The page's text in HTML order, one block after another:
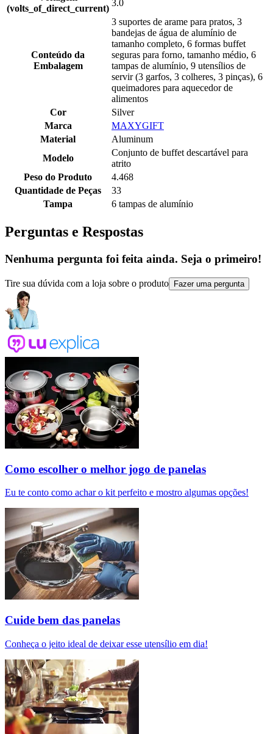
(volts_of_direct_current)
3.0
Conteúdo da
Embalagem
3 suportes de arame para pratos, 3
bandejas de água de alumínio de
tamanho completo, 6 formas buffet
seguras para forno, tamanho médio, 6
tampas de alumínio, 9 utensílios de
servir (3 garfos, 3 colheres, 3 pinças), 6
queimadores para aquecedor de
alimentos
Cor
Silver
Marca
MAXYGIFT
Material
Aluminum
Modelo
Conjunto de buffet descartável para
atrito
Peso do Produto
4.468
Quantidade de Peças
33
Tampa
6 tampas de alumínio
Perguntas e Respostas
Nenhuma pergunta foi feita ainda. Seja o primeiro!
Tire sua dúvida com a loja sobre o produto Fazer uma pergunta
Como escolher o melhor jogo de panelas
Eu te conto como achar o kit perfeito e mostro algumas opções!
Cuide bem das panelas
Conheça o jeito ideal de deixar esse utensílio em dia!